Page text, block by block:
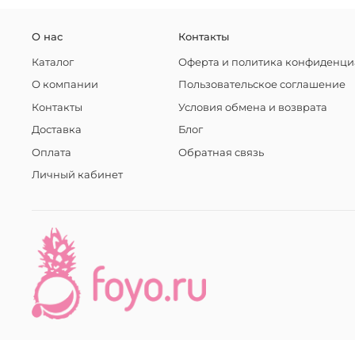
О нас
Каталог
О компании
Контакты
Доставка
Оплата
Личный кабинет
Контакты
Оферта и политика
Пользовательское соглашение
Условия обмена и возврата
Блог
Обратная связь